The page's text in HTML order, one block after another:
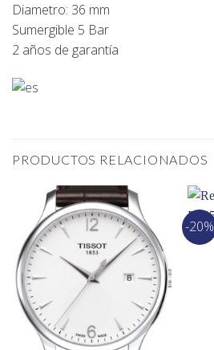
Diametro: 36 mm
Sumergible 5 Bar
2 años de garantía
PRODUCTOS RELACIONADOS
-20%